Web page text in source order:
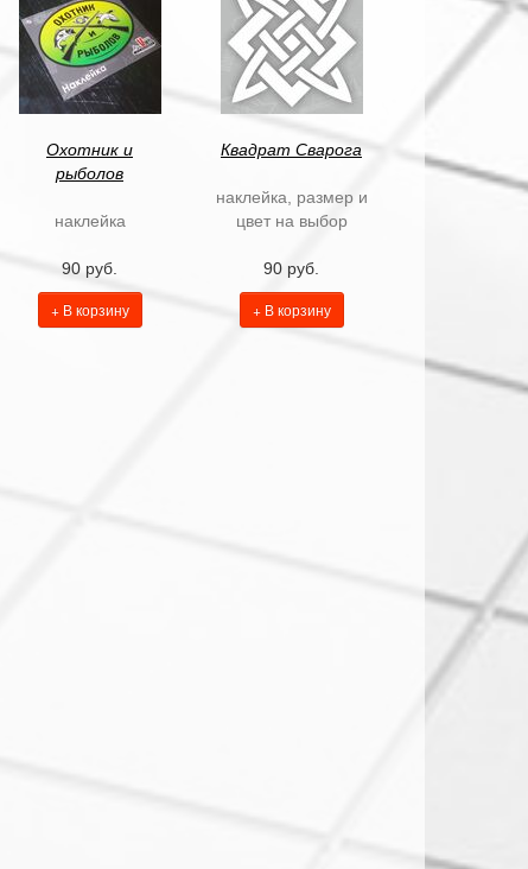
Охотник и
рыболов
наклейка
90 руб.
+ В корзину
Квадрат Cварога
наклейка, размер и
цвет на выбор
90 руб.
+ В корзину